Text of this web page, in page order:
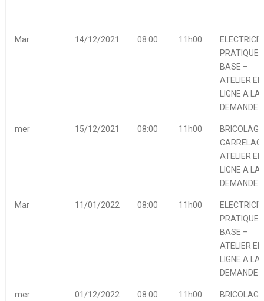
Mar 14/12/2021 08:00 11h00
PRATIQUE
BASE –
ATELIER EN
LIGNE A LA
DEMANDE
mer 15/12/2021 08:00 11h00
BRICOLAGE
ATELIER EN
LIGNE A LA
DEMANDE
Mar 11/01/2022 08:00 11h00
PRATIQUE
BASE –
ATELIER EN
LIGNE A LA
DEMANDE
mer 01/12/2022 08:00 11h00
BRICOLAGE